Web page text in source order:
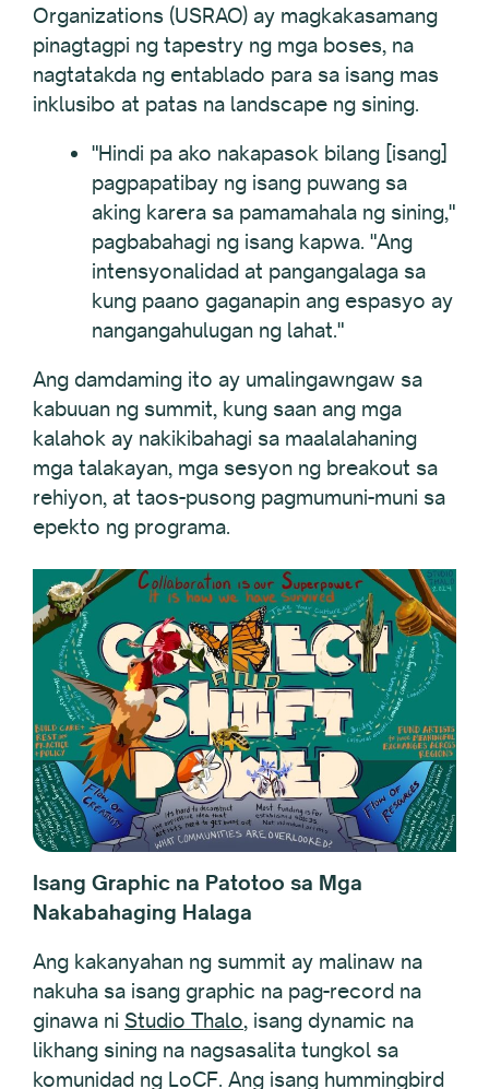
Organizations (USRAO) ay magkakasamang
pinagtagpi ng tapestry ng mga boses, na
nagtatakda ng entablado para sa isang mas
inklusibo at patas na landscape ng sining.
"Hindi pa ako nakapasok bilang [isang]
pagpapatibay ng isang puwang sa
aking karera sa pamamahala ng sining,"
pagbabahagi ng isang kapwa. "Ang
intensyonalidad at pangangalaga sa
kung paano gaganapin ang espasyo ay
nangangahulugan ng lahat."
Ang damdaming ito ay umalingawngaw sa
kabuuan ng summit, kung saan ang mga
kalahok ay nakikibahagi sa maalalahaning
mga talakayan, mga sesyon ng breakout sa
rehiyon, at taos-pusong pagmumuni-muni sa
epekto ng programa.
Isang Graphic na Patotoo sa Mga
Nakabahaging Halaga
Ang kakanyahan ng summit ay malinaw na
nakuha sa isang graphic na pag-record na
ginawa ni Studio Thalo, isang dynamic na
likhang sining na nagsasalita tungkol sa
komunidad ng LoCF. Ang isang hummingbird